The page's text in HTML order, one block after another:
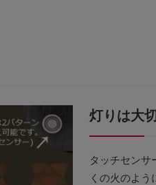
灯りは大
タッチセンサ
くの火のよ